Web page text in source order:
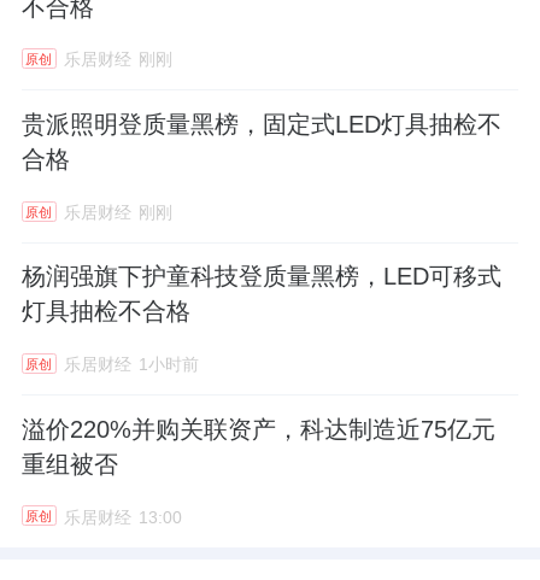
不合格
原创 乐居财经 刚刚
贵派照明登质量黑榜，固定式LED灯具抽检不
合格
原创 乐居财经 刚刚
杨润强旗下护童科技登质量黑榜，LED可移式
灯具抽检不合格
原创 乐居财经 1小时前
溢价220%并购关联资产，科达制造近75亿元
重组被否
原创 乐居财经 13:00